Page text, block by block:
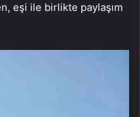
eşi ile birlikte paylaşım